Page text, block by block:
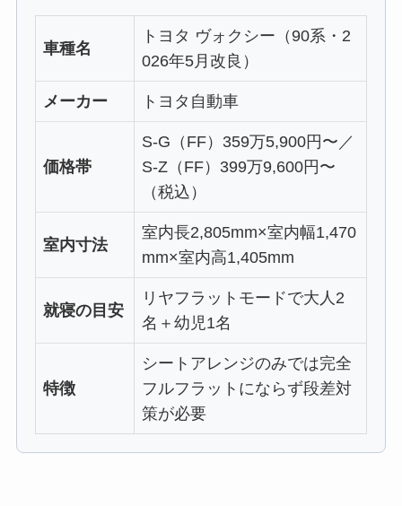
車種名
トヨタ ヴォクシー（90系・2
026年5月改良）
メーカー トヨタ自動車
価格帯
S-G（FF）359万5,900円〜／
S-Z（FF）399万9,600円〜
（税込）
室内寸法
室内長2,805mm×室内幅1,470
mm×室内高1,405mm
就寝の目安
リヤフラットモードで大人2
名＋幼児1名
特徴
シートアレンジのみでは完全
フルフラットにならず段差対
策が必要